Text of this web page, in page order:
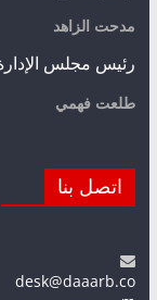
مدحت الزاهد
رئيس مجلس
طلعت فهمي
اتصل بنا
desk@daaarb.co